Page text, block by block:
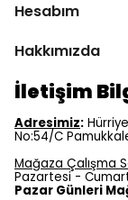
Hesabım
Hakkımızda
İletişim
Adresimiz:
No:54/C
Mağaza Çalışma
Pazartesi -
Pazar Günleri